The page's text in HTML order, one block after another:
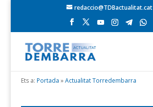
redaccio@TDBactualitat.cat
Ets a: Portada »Actualitat Torredembarra